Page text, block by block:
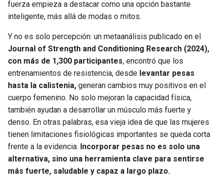
BUCCANEERS
fuerza empieza a destacar como una opción bastante
inteligente, más allá de modas o mitos.
Y no es solo percepción: un metaanálisis publicado en el
Journal of Strength and Conditioning Research (2024),
con más de 1,300 participantes, encontró que los
entrenamientos de resistencia, desde levantar pesas
hasta la calistenia, generan cambios muy positivos en el
cuerpo femenino. No solo mejoran la capacidad física,
también ayudan a desarrollar un músculo más fuerte y
denso. En otras palabras, esa vieja idea de que las mujeres
tienen limitaciones fisiológicas importantes se queda corta
frente a la evidencia. Incorporar pesas no es solo una
alternativa, sino una herramienta clave para sentirse
más fuerte, saludable y capaz a largo plazo.